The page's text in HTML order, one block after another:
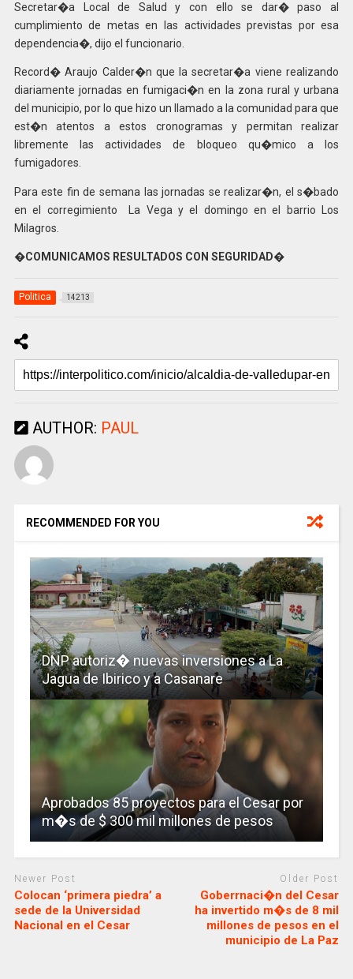
Secretar�a Local de Salud y con ello se dar� paso al
cumplimiento de metas en las actividades previstas por esa
dependencia�, dijo el funcionario.
Record� Araujo Calder�n que la secretar�a viene realizando
diariamente jornadas en fumigaci�n en la zona rural y urbana
del municipio, por lo que hizo un llamado a la comunidad para que
est�n atentos a estos cronogramas y permitan realizar
libremente las actividades de bloqueo qu�mico a los
fumigadores.
Para este fin de semana las jornadas se realizar�n, el s�bado
en el corregimiento La Vega y el domingo en el barrio Los
Milagros.
�COMUNICAMOS RESULTADOS CON SEGURIDAD�
Politica 14213
AUTHOR: PAUL
RECOMMENDED FOR YOU
DNP autoriz� nuevas inversiones a La
Jagua de Ibirico y a Casanare
Aprobados 85 proyectos para el Cesar por
m�s de $ 300 mil millones de pesos
Newer Post
Colocan ‘primera piedra’ a
sede de la Universidad
Nacional en el Cesar
Older Post
Goberrnaci�n del Cesar
ha invertido m�s de 8 mil
millones de pesos en el
municipio de La Paz